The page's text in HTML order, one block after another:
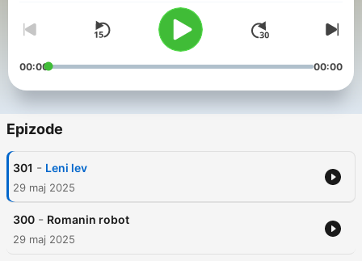
00:00 00:00
Epizode
301 - Leni lev
29 maj 2025
300 - Romanin robot
29 maj 2025